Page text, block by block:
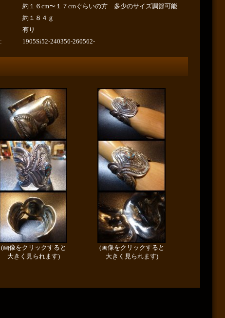
約１６cm〜１７cmぐらいの方 多少のサイズ調節可能
約１８４ｇ
有り
: 1905Si52-240356-260562-
(画像をクリックすると
大きく見られます)
(画像をクリックすると
大きく見られます)